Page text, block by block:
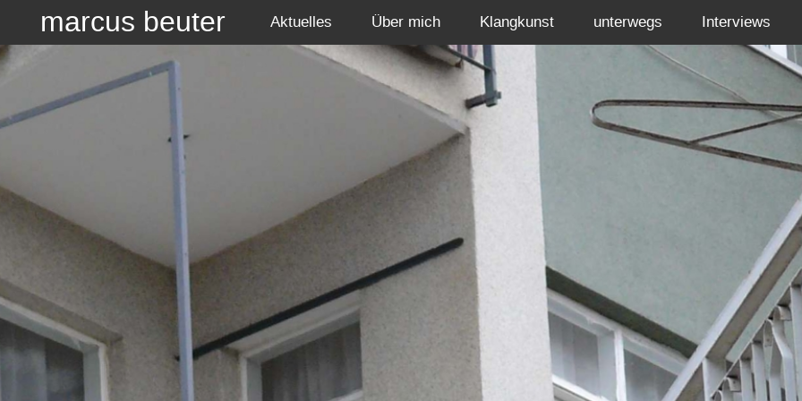
marcus beuter Aktuelles Über mich Klangkunst unterwegs Interviews